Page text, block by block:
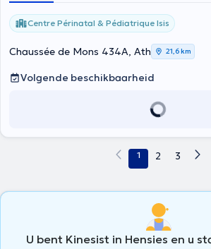
Centre Périnatal & Pédiatrique Isis
Chaussée de Mons 434A, Ath 21,6 km
Volgende beschikbaarheid
1 2 3
U bent Kinesist in Hensies en u